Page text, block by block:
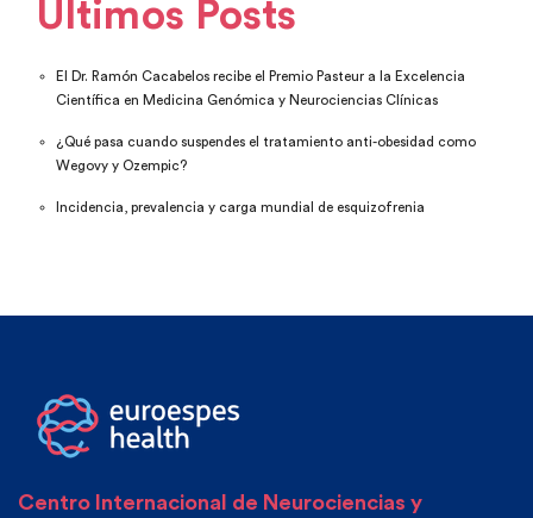
Últimos Posts
El Dr. Ramón Cacabelos recibe el Premio Pasteur a la Excelencia
Científica en Medicina Genómica y Neurociencias Clínicas
¿Qué pasa cuando suspendes el tratamiento anti-obesidad como
Wegovy y Ozempic?
Incidencia, prevalencia y carga mundial de esquizofrenia
Centro Internacional de Neurociencias y